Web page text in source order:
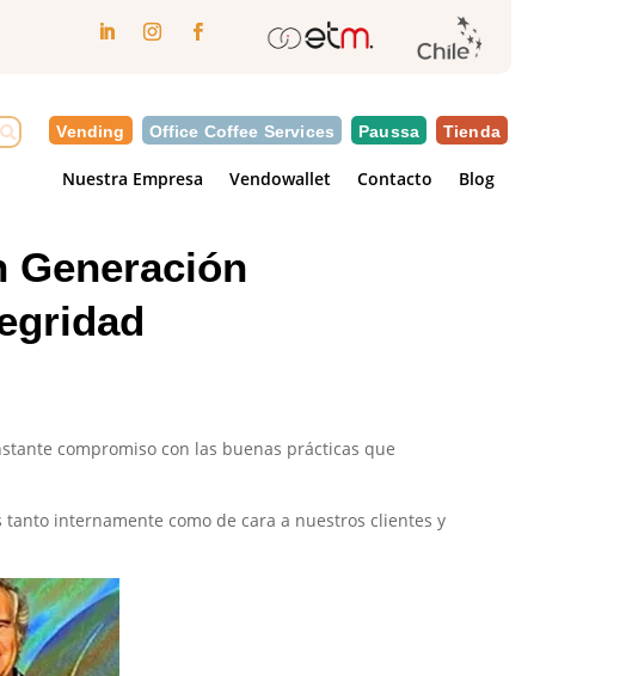
Vending Office Coffee Services Paussa Tienda
Nuestra Empresa Vendowallet Contacto Blog
Generación
compromiso con las buenas prácticas que
internamente como de cara a nuestros clientes y